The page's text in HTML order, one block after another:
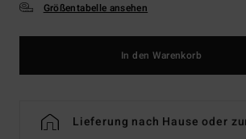
Größentabelle ansehen
In den Warenkorb
Lieferung nach Hause oder